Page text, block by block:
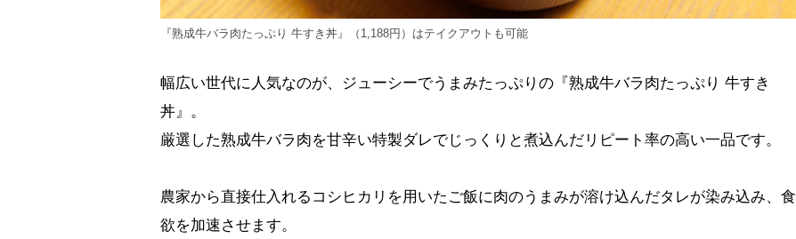
『熟成牛バラ肉たっぷり 牛すき丼』（1,188円）はテイクアウトも可能
幅広い世代に人気なのが、ジューシーでうまみたっぷりの『熟成牛バラ肉たっぷり 牛すき
丼』。
厳選した熟成牛バラ肉を甘辛い特製ダレでじっくりと煮込んだリピート率の高い一品です。
農家から直接仕入れるコシヒカリを用いたご飯に肉のうまみが溶け込んだタレが染み込み、食
欲を加速させます。